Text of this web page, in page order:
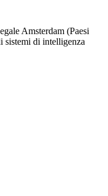
Amsterdam (Paesi
sistemi di intelligenza